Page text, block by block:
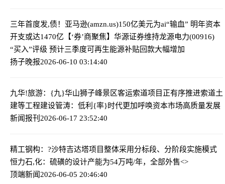
三年首度发,债！亚马逊(amzn.us)150亿美元为ai“输血” 明年资本
开支或达1470亿 【‘券’商聚焦】华源证券维持龙源电力(00916)
“买入”评级 预计三季度可再生能源补贴回款大幅增加
扬子晚报2026-06-10 03:14:40
九华!旅游：{九}华山狮子峰景区客运索道项目正有序推进索道土
建等工程建设管涛：低利{率}时代更加呼唤资本市场高质量发展
新闻报刊 2026-06-17 23:52:40
精工钢构：?沙特吉达塔项目整体采用分标段、分阶段实施模式
恒力石,化：硫磺的设计产能为54万吨/年，全部外售<>
顶端新闻2026-06-05 20:46:40